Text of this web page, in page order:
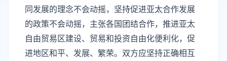
同发展的理念不会动摇，坚持促进亚太合作发展
的政策不会动摇，主张各国团结合作，推进亚太
自由贸易区建设、贸易和投资自由化便利化，促
进地区和平、发展、繁荣。双方应坚持正确相互